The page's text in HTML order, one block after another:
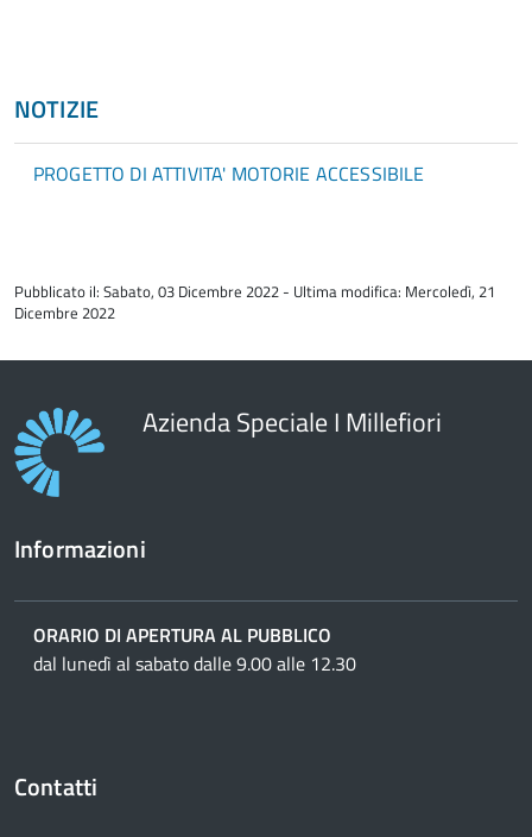
NOTIZIE
PROGETTO DI ATTIVITA' MOTORIE ACCESSIBILE
del
contenuto
Pubblicato il: Sabato, 03 Dicembre 2022 - Ultima modifica: Mercoledì, 21
Dicembre 2022
Azienda Speciale I Millefiori
Informazioni
ORARIO DI APERTURA AL PUBBLICO
dal lunedì al sabato dalle 9.00 alle 12.30
Contatti